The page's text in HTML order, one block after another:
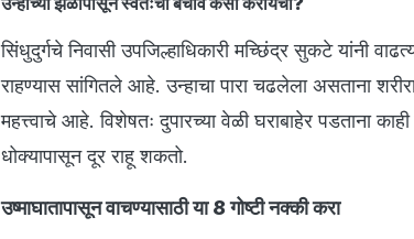
सिंधुदुर्गचे निवासी उपजिल्हाधिकारी मच्छिंद्र सुकटे यांनी
राहण्यास सांगितले आहे. उन्हाचा पारा चढलेला असताना
महत्त्वाचे आहे. विशेषतः दुपारच्या वेळी घराबाहेर पडताना
धोक्यापासून दूर राहू शकतो.
उष्माघातापासून वाचण्यासाठी या 8 गोष्टी नक्की करा